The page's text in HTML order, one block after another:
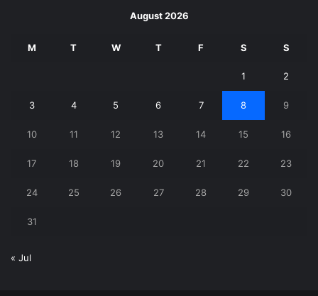
August 2026
M T W T F S S
1 2
3 4 5 6 7 8 9
10 11 12 13 14 15 16
17 18 19 20 21 22 23
24 25 26 27 28 29 30
31
« Jul